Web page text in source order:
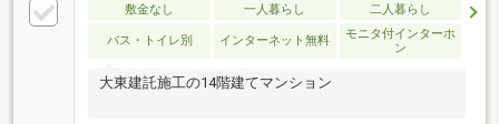
敷金なし 一人暮らし 二人暮らし
バス・トイレ別 インターネット無料
モニタ付インターホ
ン
大東建託施工の14階建てマンション